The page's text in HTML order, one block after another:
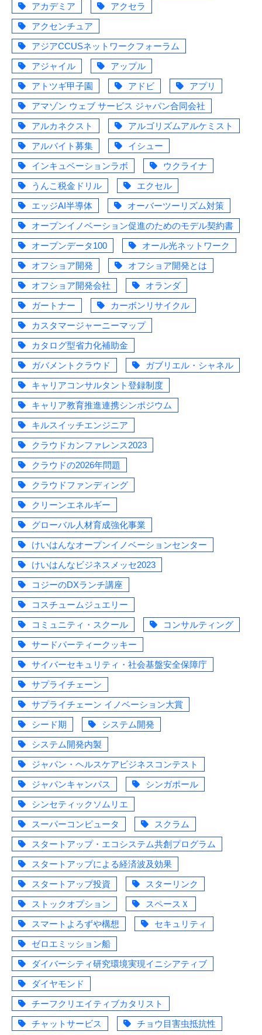
アカデミア
アクセラ
アクセンチュア
アジアCCUSネットワークフォーラム
アジャイル
アップル
アトツギ甲子園
アドビ
アプリ
アマゾン ウェブ サービス ジャパン合同会社
アルカネクスト
アルゴリズムアルケミスト
アルバイト募集
イシュー
インキュベーションラボ
ウクライナ
うんこ税金ドリル
エクセル
エッジAI半導体
オーバーツーリズム対策
オープンイノベーション促進のためのモデル契約書
オープンデータ100
オール光ネットワーク
オフショア開発
オフショア開発とは
オフショア開発会社
オランダ
ガートナー
カーボンリサイクル
カスタマージャーニーマップ
カタログ型省力化補助金
ガバメントクラウド
ガブリエル・シャネル
キャリアコンサルタント登録制度
キャリア教育推進連携シンポジウム
キルスイッチエンジニア
クラウドカンファレンス2023
クラウドの2026年問題
クラウドファンディング
クリーンエネルギー
グローバル人材育成強化事業
けいはんなオープンイノベーションセンター
けいはんなビジネスメッセ2023
コジーのDXランチ講座
コスチュームジュエリー
コミュニティ・スクール
コンサルティング
サードパーティークッキー
サイバーセキュリティ・社会基盤安全保障庁
サプライチェーン
サプライチェーン イノベーション大賞
シード期
システム開発
システム開発内製
ジャパン・ヘルスケアビジネスコンテスト
ジャパンキャンパス
シンガポール
シンセティックソムリエ
スーパーコンピュータ
スクラム
スタートアップ・エコシステム共創プログラム
スタートアップによる経済波及効果
スタートアップ投資
スターリンク
ストックオプション
スペースＸ
スマートよろずや構想
セキュリティ
ゼロエミッション船
ダイバーシティ研究環境実現イニシアティブ
ダイヤモンド
チーフクリエイティブカタリスト
チャットサービス
チョウ目害虫抵抗性